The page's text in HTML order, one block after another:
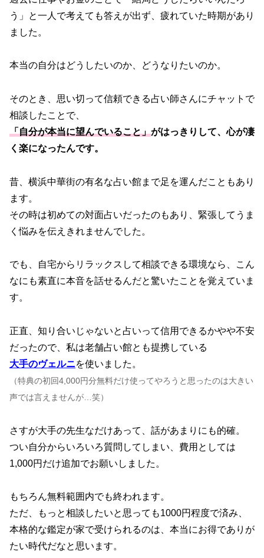
う」と一人で考えても答えが出ず、疲れていた時期があり
ました。
本当の自分はどうしたいのか、どうなりたいのか。
そのとき、思い切って信頼できる占い師さんにチャットで
相談したことで、
「自分が本当に望んでいること」がはっきりして、心が凄
く楽になったんです。
昔、横浜中華街の有名な占い館まで足を運んだこともあり
ます。
その時は初めての対面占いだったのもあり、緊張してうま
く悩みを伝えきれませんでした。
でも、自宅からリラックスして相談できる環境なら、こん
なにも素直に本音を話せるんだと驚いたことを覚えていま
す。
正直、知り合いじゃないと占いって信用できるかやや不安
だったので、私は老舗占い館とも提携している
大手のヴェルニを使いました。
（特典の初回4,000円分無料だけ使ってやろうと思ったのは大きい
声では言えませんが…笑）
さすが大手の先生なだけあって、話があまりにも的確。
つい自分からいろいろ質問してしまい、費用としては
1,000円だけ追加でお願いしました。
もちろん無料範囲内でも終われます。
ただ、もっと相談したいと思っても1000円程度で済み、
本格的な鑑定が家で受けられるのは、本当にお得でありが
たい時代だなと思います。